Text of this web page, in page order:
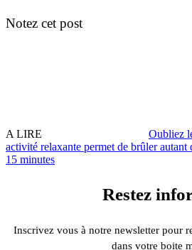
Notez cet post
A LIRE
Oubliez
activité relaxante permet de brûler autant
15 minutes
Restez
Inscrivez vous à notre newsletter pour
dans votre boite